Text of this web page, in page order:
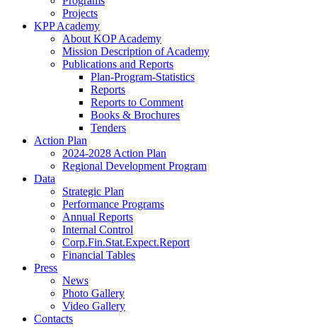
Projects
KPP Academy
About KOP Academy
Mission Description of Academy
Publications and Reports
Plan-Program-Statistics
Reports
Reports to Comment
Books & Brochures
Tenders
Action Plan
2024-2028 Action Plan
Regional Development Program
Data
Strategic Plan
Performance Programs
Annual Reports
Internal Control
Corp.Fin.Stat.Expect.Report
Financial Tables
Press
News
Photo Gallery
Video Gallery
Contacts